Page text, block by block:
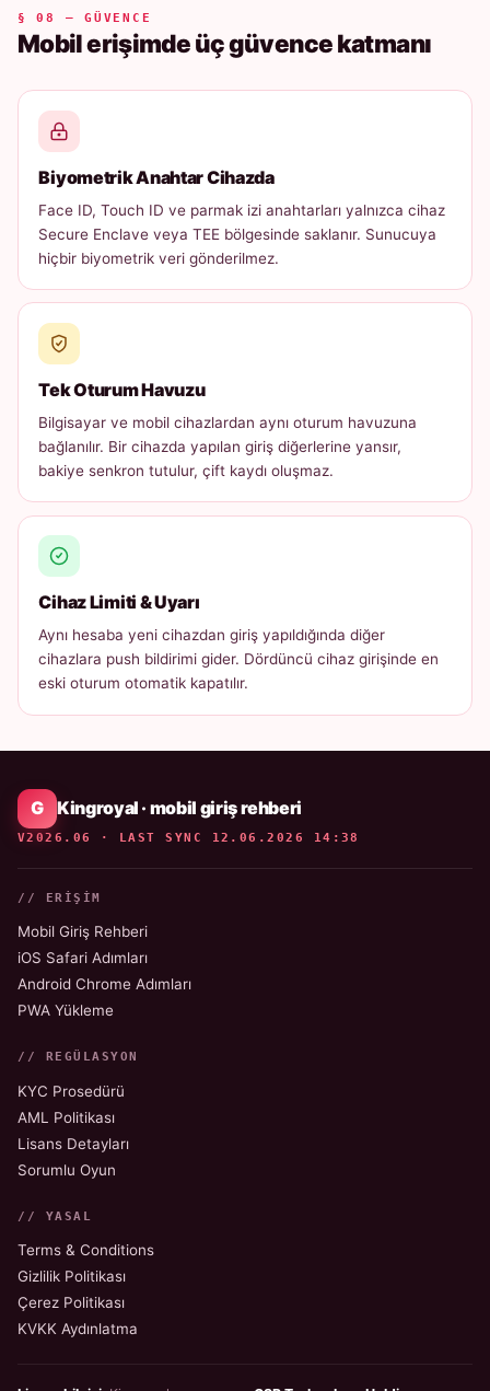
§ 08 — GÜVENCE
Mobil erişimde üç güvence katmanı
Biyometrik Anahtar Cihazda
Face ID, Touch ID ve parmak izi anahtarları yalnızca cihaz
Secure Enclave veya TEE bölgesinde saklanır. Sunucuya
hiçbir biyometrik veri gönderilmez.
Tek Oturum Havuzu
Bilgisayar ve mobil cihazlardan aynı oturum havuzuna
bağlanılır. Bir cihazda yapılan giriş diğerlerine yansır,
bakiye senkron tutulur, çift kaydı oluşmaz.
Cihaz Limiti & Uyarı
Aynı hesaba yeni cihazdan giriş yapıldığında diğer
cihazlara push bildirimi gider. Dördüncü cihaz girişinde en
eski oturum otomatik kapatılır.
Kingroyal · mobil giriş rehberi
V2026.06 · LAST SYNC 12.06.2026 14:38
// ERIŞIM
Mobil Giriş Rehberi
iOS Safari Adımları
Android Chrome Adımları
PWA Yükleme
// REGÜLASYON
KYC Prosedürü
AML Politikası
Lisans Detayları
Sorumlu Oyun
// YASAL
Terms & Conditions
Gizlilik Politikası
Çerez Politikası
KVKK Aydınlatma